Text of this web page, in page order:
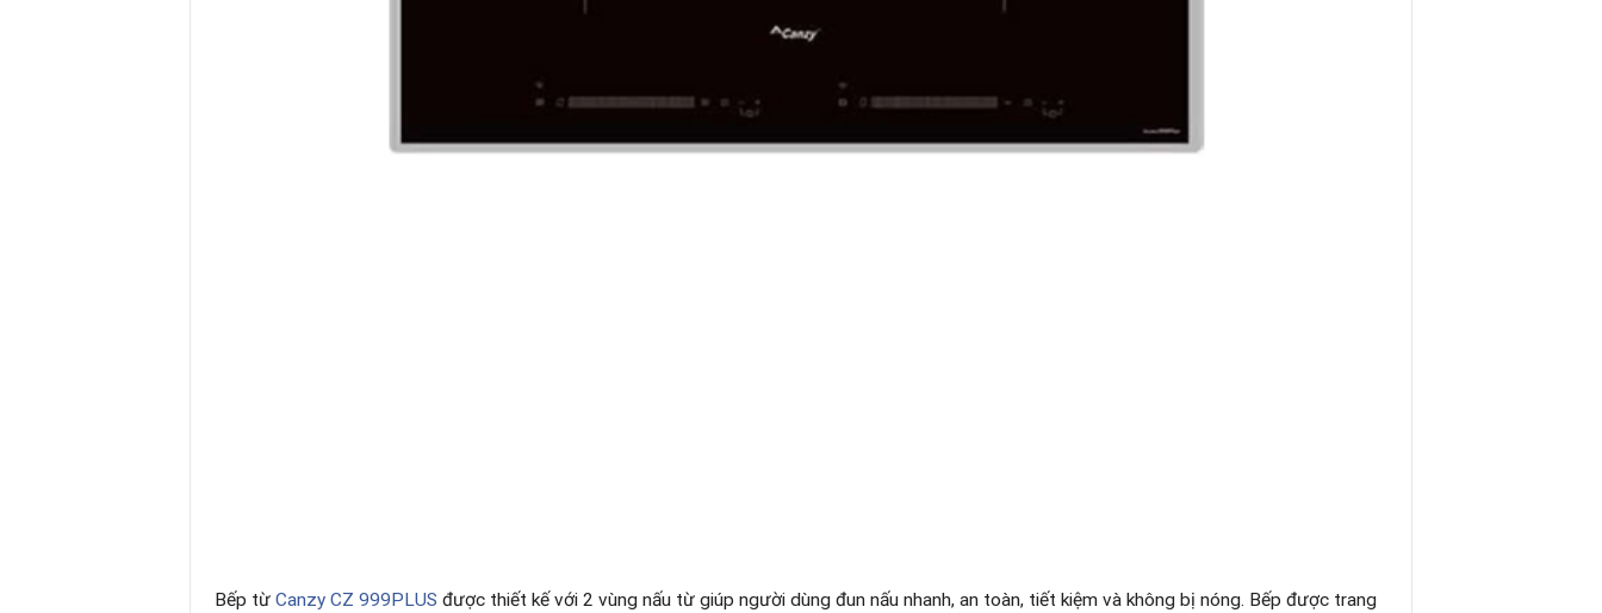
Bếp từ Canzy CZ 999PLUS được thiết kế với 2 vùng nấu từ giúp người dùng đun nấu nhanh, an toàn, tiết kiệm và không bị nóng. Bếp được trang